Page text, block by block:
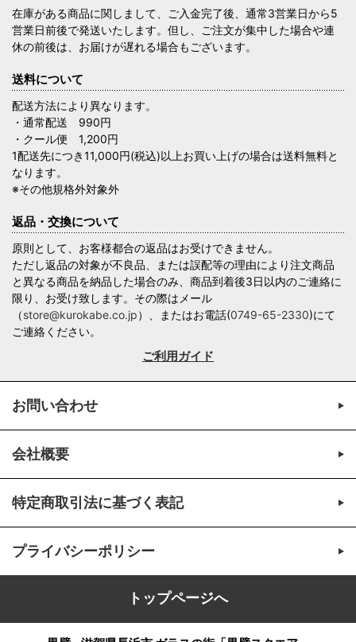
在庫がある商品に関しまして、ご入金完了後、通常3営業日から5
営業日前後で発送いたします。但し、ご注文が集中した場合や連
休の前後は、お届けが遅れる場合もございます。
送料について
配送方法により異なります。
・通常配送 990円
・クール便 1,200円
1配送先につき11,000円(税込)以上お買い上げの場合は送料無料と
なります。
※その他規格外対象外
返品・交換について
原則として、お客様都合の返品はお受けできません。
ただし返品の対象が不良品、または誤配等の理由により注文商品
と異なる商品を納品した場合のみ、商品到着後3日以内のご連絡に
限り、お受け致します。その際はメール
（store@kurokabe.co.jp）、またはお電話(0749-65-2330)にて
ご連絡ください。
ご利用ガイド
お問い合わせ
会社概要
特定商取引法に基づく表記
プライバシーポリシー
トップページへ